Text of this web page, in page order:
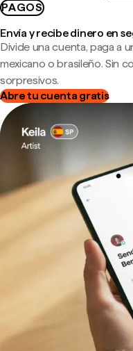
PAGOS
Envía y recibe dinero en
Divide una cuenta, paga a
mexicano o brasileño. Sin
sorpresivos.
Abre tu cuenta gratis